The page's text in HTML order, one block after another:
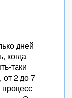
дней
когда
таки
от 2 до 7